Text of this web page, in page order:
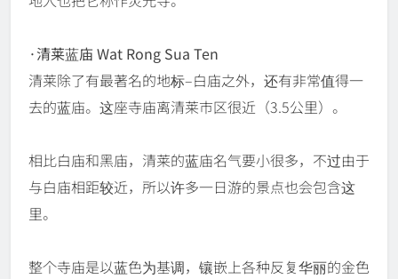
·清莱蓝庙 Wat Rong Sua Ten
清莱除了有最著名的地标–白庙之外，还有非常值得一
去的蓝庙。这座寺庙离清莱市区很近（3.5公里）。
相比白庙和黑庙，清莱的蓝庙名气要小很多，不过由于
与白庙相距较近，所以许多一日游的景点也会包含这
里。
整个寺庙是以蓝色为基调，镶嵌上各种反复华丽的金色